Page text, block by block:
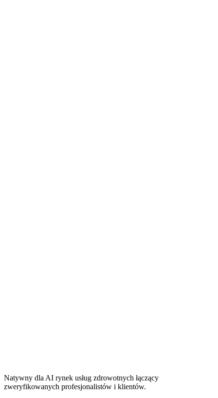
Natywny dla AI rynek usług zdrowotnych łączący
zweryfikowanych profesjonalistów i klientów.